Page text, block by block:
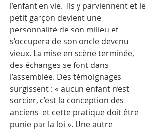
l’enfant en vie. Ils y parviennent et le
petit garçon devient une
personnalité de son milieu et
s’occupera de son oncle devenu
vieux. La mise en scène terminée,
des échanges se font dans
l’assemblée. Des témoignages
surgissent : « aucun enfant n’est
sorcier, c’est la conception des
anciens et cette pratique doit être
punie par la loi ». Une autre